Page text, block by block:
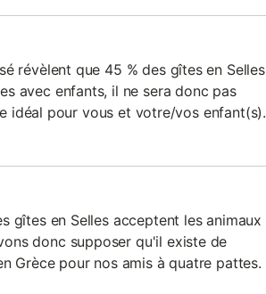
révèlent que 45 % des gîtes en Selles
avec enfants, il ne sera donc pas
idéal pour vous et votre/vos enfant(s).
gîtes en Selles acceptent les animaux
donc supposer qu'il existe de
Grèce pour nos amis à quatre pattes.